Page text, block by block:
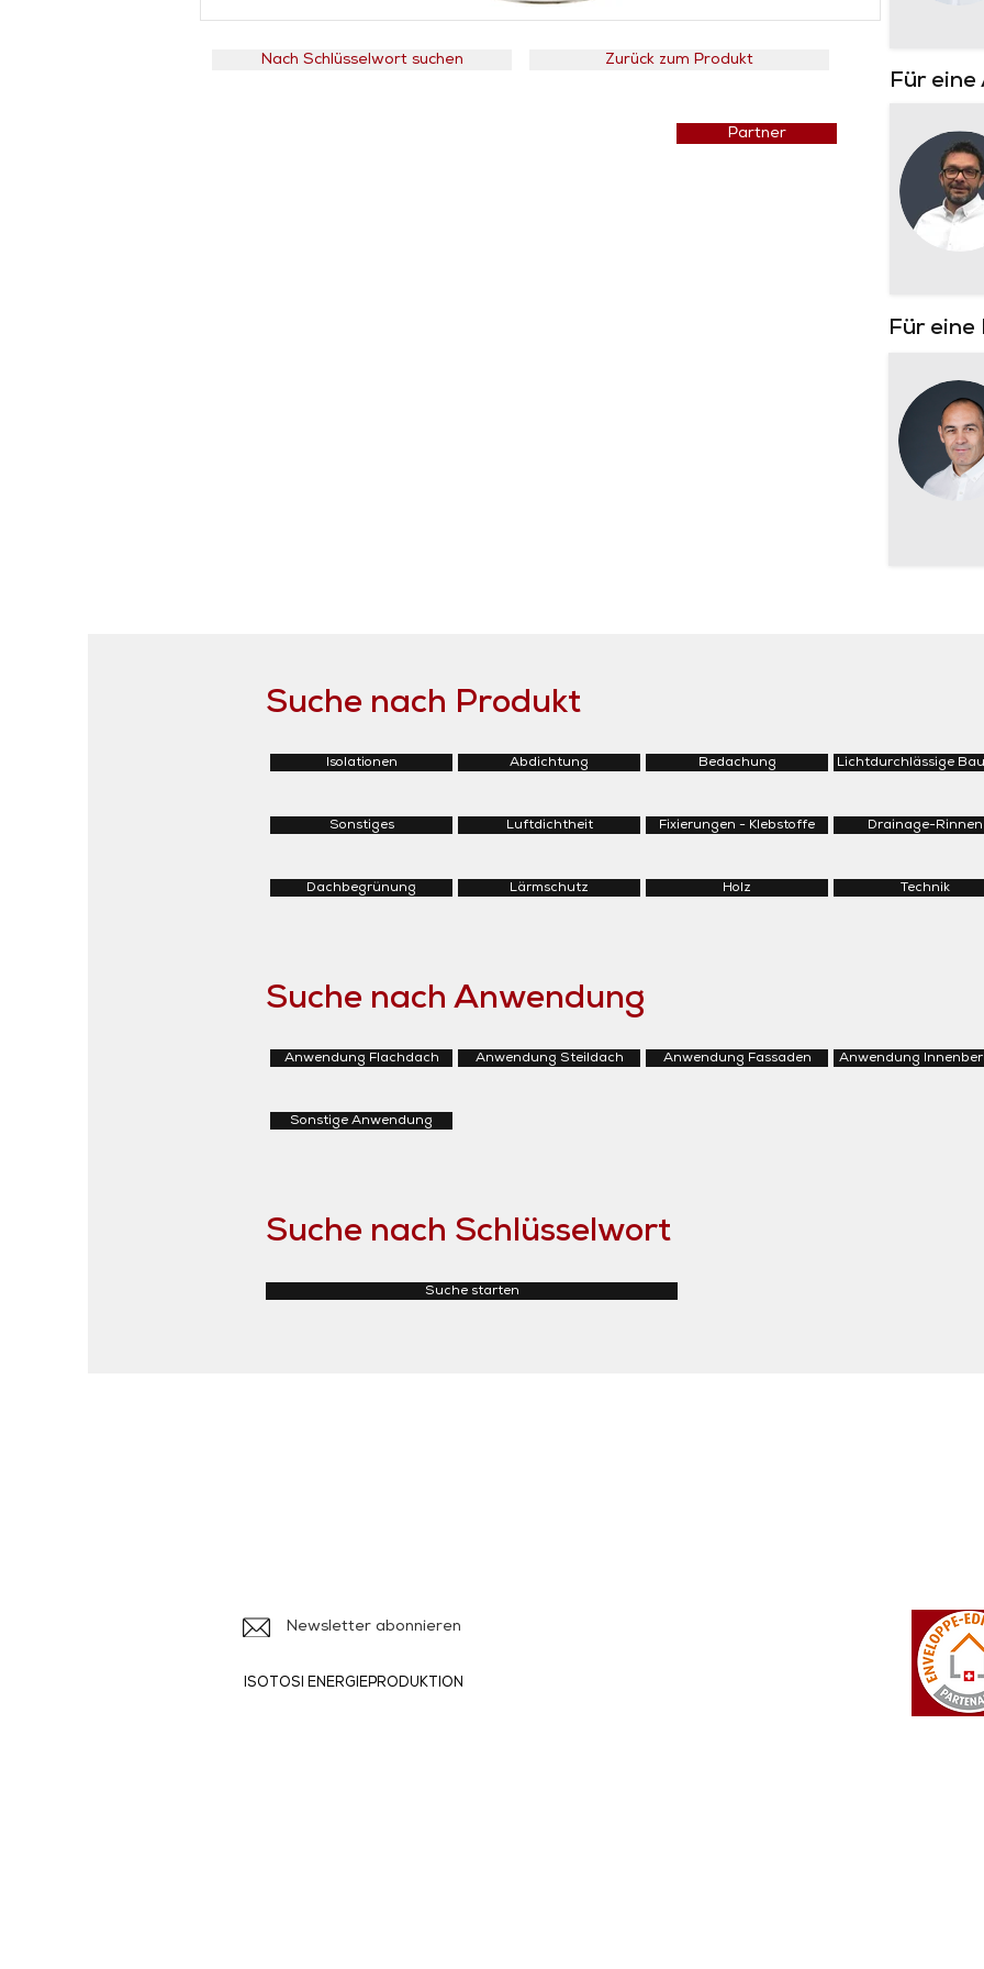
Nach Schlüsselwort suchen Zurück zum Produkt
Partner
Für
Für eine
Suche nach Produkt
Isolationen
Sonstiges
Dachbegrünung
Abdichtung
Luftdichtheit
Lärmschutz
Bedachung
Fixierungen - Klebstoffe
Holz
Lichtdurchlässige
Drainage-Rinnen
Technik
Suche nach Anwendung
Anwendung Flachdach
Sonstige Anwendung
Anwendung Steildach Anwendung Fassaden Anwendung
Suche nach Schlüsselwort
Suche starten
Newsletter abonnieren
ISOTOSI ENERGIEPRODUKTION